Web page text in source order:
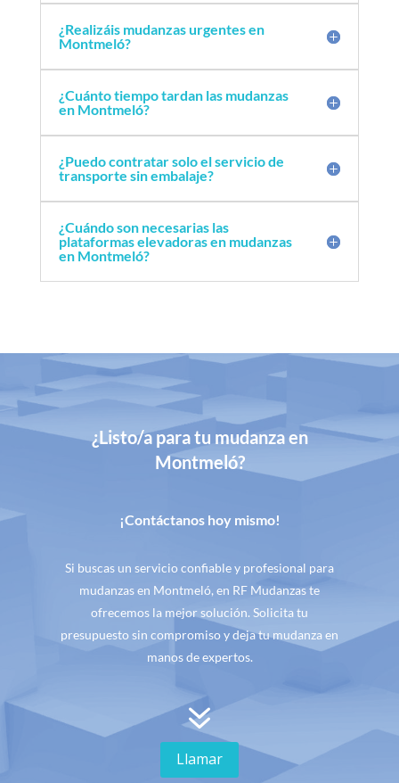
¿Realizáis mudanzas urgentes en
Montmeló?
¿Cuánto tiempo tardan las mudanzas
en Montmeló?
¿Puedo contratar solo el servicio de
transporte sin embalaje?
¿Cuándo son necesarias las
plataformas elevadoras en mudanzas
en Montmeló?
¿Listo/a para tu mudanza en
Montmeló?
¡Contáctanos hoy mismo!
Si buscas un servicio confiable y profesional para
mudanzas en Montmeló, en RF Mudanzas te
ofrecemos la mejor solución. Solicita tu
presupuesto sin compromiso y deja tu mudanza en
manos de expertos.
7
Llamar